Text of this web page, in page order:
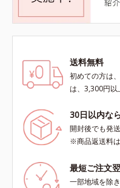
送料無料
初めての方は
は、3,300円以
30日以内な
開封後でも発
※商品返送料
最短ご注文
一部地域を除